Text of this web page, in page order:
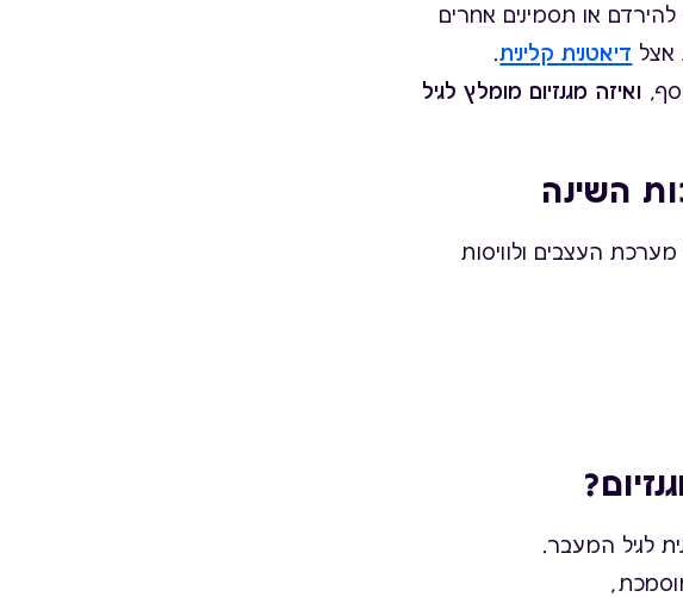
או תסמינים אחרים
אצל דיאטנית קלינית.
ואיזה מגנזיום מומלץ לגיל
השינה
העצבים ולוויסות
לגיל המעבר.